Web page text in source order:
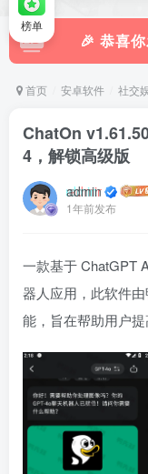
🎉 恭喜
首页 安卓软件 社交
ChatOn
4，解锁高级版
admin
1年前发布
一款基于 ChatGPT
器人应用，此软件
能，旨在帮助用户提
榜单